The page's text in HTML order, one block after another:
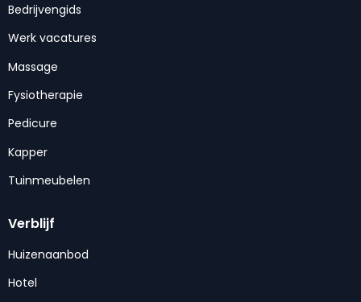
Bedrijvengids
Werk vacatures
Massage
Fysiotherapie
Pedicure
Kapper
Tuinmeubelen
Verblijf
Huizenaanbod
Hotel